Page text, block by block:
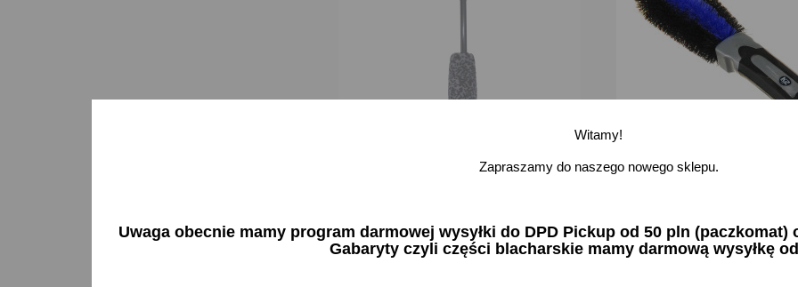
33,66 zł brutto 17,12 zł brutto
Witamy!
Zapraszamy do naszego nowego sklepu.
Uwaga obecnie mamy program darmowej wysyłki do DPD Pickup od 50 pln
Gabaryty czyli części blacharskie mamy darmową wysyłkę